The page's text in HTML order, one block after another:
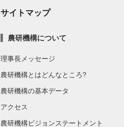
サイトマップ
農研機構について
理事長メッセージ
農研機構とはどんなところ?
農研機構の基本データ
アクセス
農研機構ビジョンステートメント